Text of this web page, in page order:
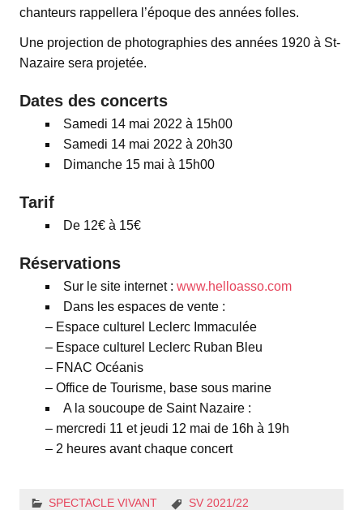
chanteurs rappellera l’époque des années folles.
Une projection de photographies des années 1920 à St-
Nazaire sera projetée.
Dates des concerts
Samedi 14 mai 2022 à 15h00
Samedi 14 mai 2022 à 20h30
Dimanche 15 mai à 15h00
Tarif
De 12€ à 15€
Réservations
Sur le site internet : www.helloasso.com
Dans les espaces de vente :
– Espace culturel Leclerc Immaculée
– Espace culturel Leclerc Ruban Bleu
– FNAC Océanis
– Office de Tourisme, base sous marine
A la soucoupe de Saint Nazaire :
– mercredi 11 et jeudi 12 mai de 16h à 19h
– 2 heures avant chaque concert
SPECTACLE VIVANT SV 2021/22